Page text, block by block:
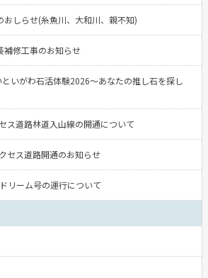
しらせ(糸魚川、大和川、親不知)
補修工事のお知らせ
いがわ石活体験2026〜あなたの推し石を探し
ス道路林道入山線の開通について
セス道路開通のお知らせ
リーム号の運行について